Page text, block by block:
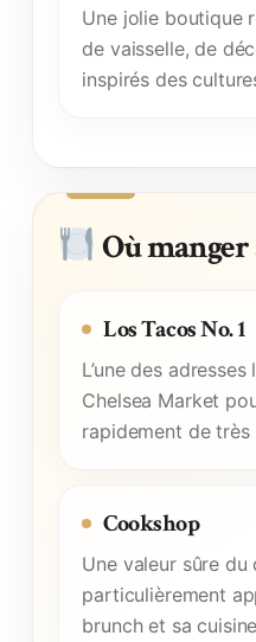
Une jolie boutique
de vaisselle, de
inspirés des
Où manger
Los Tacos No. 1
L’une des
Chelsea Market
rapidement de très
Cookshop
Une valeur sûre du
particulièrement
brunch et sa